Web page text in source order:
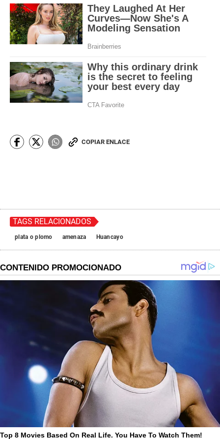
COPIAR ENLACE
TAGS RELACIONADOS
plata o plomo amenaza Huancayo